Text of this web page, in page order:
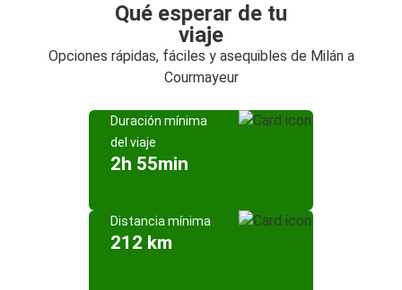
Qué esperar de tu
viaje
Opciones rápidas, fáciles y asequibles de Milán a
Courmayeur
Duración mínima
del viaje
2h 55min
Distancia mínima
212 km